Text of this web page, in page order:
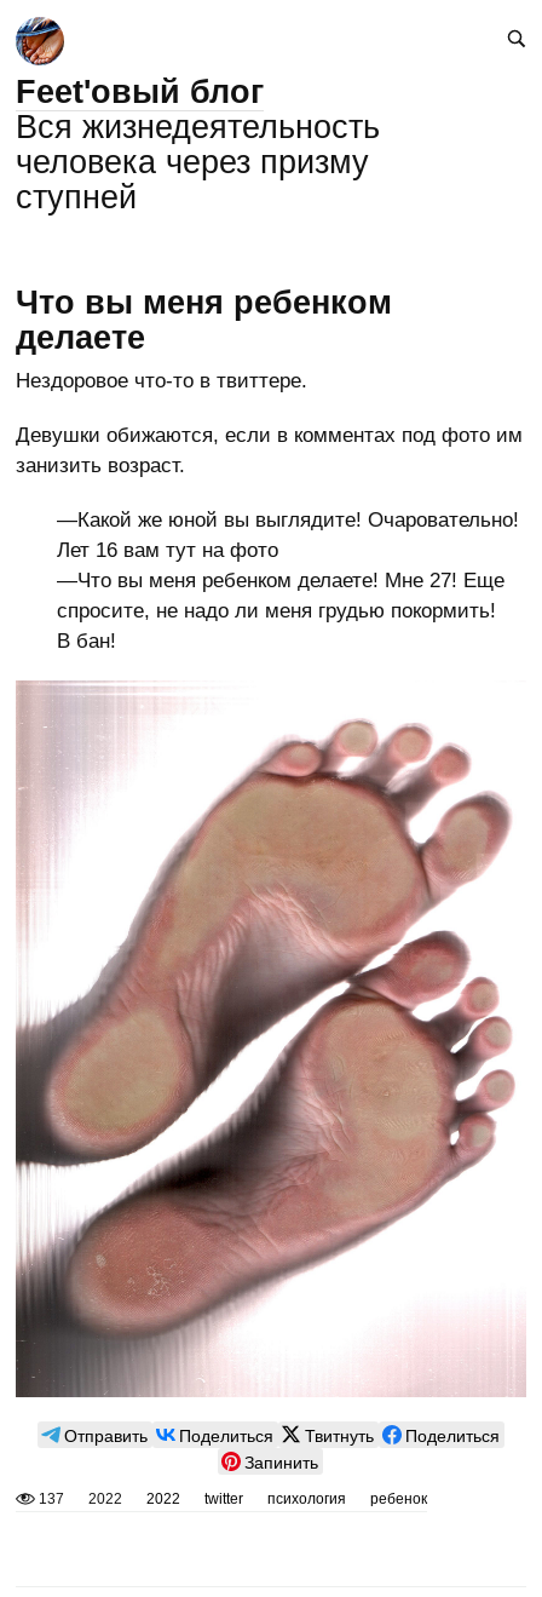
Feet'овый блог
Вся жизнедеятельность
человека через призму
ступней
Что вы меня ребенком
делаете
Нездоровое что-то в твиттере.
Девушки обижаются, если в комментах под фото им
занизить возраст.
—Какой же юной вы выглядите! Очаровательно!
Лет 16 вам тут на фото
—Что вы меня ребенком делаете! Мне 27! Еще
спросите, не надо ли меня грудью покормить!
В бан!
Отправить Поделиться Твитнуть
Поделиться
Запинить
137 2022 2022 twitter психология ребенок